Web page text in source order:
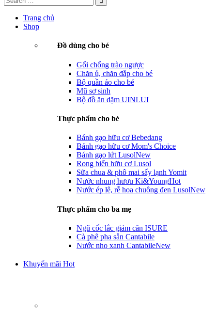
Trang chủ
Shop
Đồ dùng cho bé
Gối chống trào ngược
Chăn ủ, chăn đắp cho bé
Bộ quần áo cho bé
Mũ sơ sinh
Bộ đồ ăn dặm UINLUI
Thực phẩm cho bé
Bánh gạo hữu cơ Bebedang
Bánh gạo hữu cơ Mom's Choice
Bánh gạo lứt LusolNew
Rong biển hữu cơ Lusol
Sữa chua & phô mai sấy lạnh Yomit
Nước nhung hươu Ki&YoungHot
Nước ép lê, rễ hoa chuông đen LusolNew
Thực phẩm cho ba mẹ
Ngũ cốc lắc giảm cân ISURE
Cà phê pha sẵn Cantabile
Nước nho xanh CantabileNew
Khuyến mãi Hot